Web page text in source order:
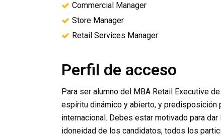
Commercial Manager
Store Manager
Retail Services Manager
Perfil de acceso
Para ser alumno del MBA Retail Executive
espíritu dinámico y abierto, y predisposición
internacional. Debes estar motivado para
idoneidad de los candidatos, todos los